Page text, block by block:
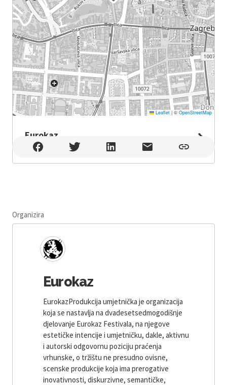
Leaflet |© OpenStreetMap
Eurokaz
Eurokaz , Zagreb
Organizira
Eurokaz
EurokazProdukcija umjetnička je organizacija
koja se nastavlja na dvadesetsedmogodišnje
djelovanje Eurokaz Festivala, na njegove
estetičke intencije i umjetničku, dakle, aktivnu
i autorski odgovornu poziciju praćenja
vrhunske, o tržištu ne presudno ovisne,
scenske produkcije koja ima prerogative
inovativnosti, diskurzivne, semantičke,